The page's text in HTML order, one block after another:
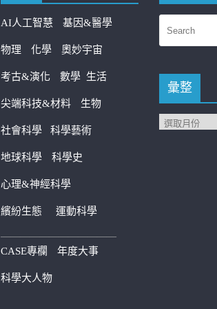
AI人工智慧 基因&醫學
物理 化學 奧妙宇宙
考古&演化 數學 生活
尖端科技&材料 生物
社會科學 科學藝術
地球科學 科學史
心理&神經科學
繽紛生態 運動科學
————————————
CASE專欄 年度大事
科學大人物
彙整